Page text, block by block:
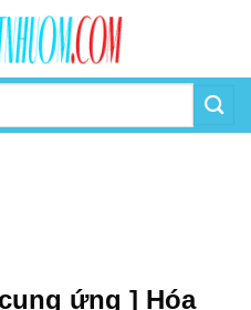
ứng ] Hóa